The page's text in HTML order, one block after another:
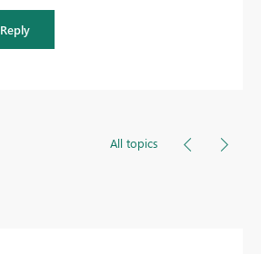
Reply
All topics